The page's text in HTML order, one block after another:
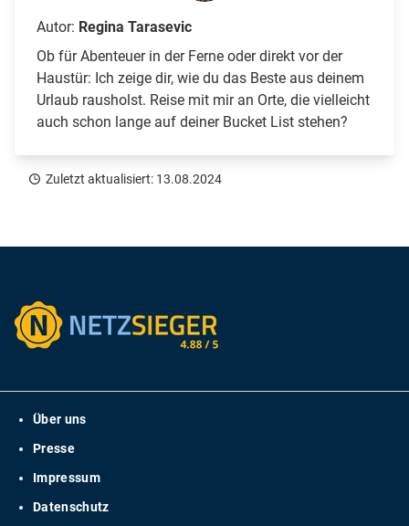
Autor: Regina Tarasevic
Ob für Abenteuer in der Ferne oder direkt vor der
Haustür: Ich zeige dir, wie du das Beste aus deinem
Urlaub rausholst. Reise mit mir an Orte, die vielleicht
auch schon lange auf deiner Bucket List stehen?
Zuletzt aktualisiert: 13.08.2024
Über uns
Presse
Impressum
Datenschutz